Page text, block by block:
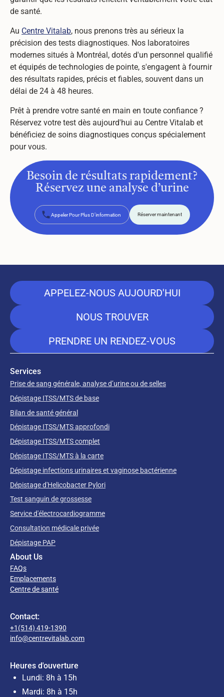
de santé.
Au Centre Vitalab, nous prenons très au sérieux la
précision des tests diagnostiques. Nos laboratoires
modernes situés à Montréal, dotés d'un personnel qualifié
et équipés de technologies de pointe, s'engagent à fournir
des résultats rapides, précis et fiables, souvent dans un
délai de 24 à 48 heures.
Prêt à prendre votre santé en main en toute confiance ?
Réservez votre test dès aujourd'hui au Centre Vitalab et
bénéficiez de soins diagnostiques conçus spécialement
pour vous.
Besoin de résultats rapidement?
Réservez une analyse d’urine
Appeler Pour Plus D’information Réserver maintenant
Réserver maintenant
APPELEZ-NOUS AUJOURD'HUI
NOUS TROUVER
PRENDRE UN RENDEZ-VOUS
Services
Prise de sang générale, analyse d’urine ou de selles
Dépistage ITSS/MTS de base
Bilan de santé général
Dépistage ITSS/MTS approfondi
Dépistage ITSS/MTS complet
Dépistage ITSS/MTS à la carte
Dépistage infections urinaires et vaginose bactérienne
Dépistage d'Helicobacter Pylori
Test sanguin de grossesse
Service d'électrocardiogramme
Consultation médicale privée
Dépistage PAP
About Us
FAQs
Emplacements
Centre de santé
Contact:
+1(514) 419-1390
info@centrevitalab.com
Heures d'ouverture
Lundi: 8h à 15h
Mardi: 8h à 15h